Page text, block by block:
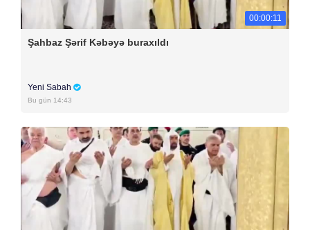
00:00:11
Şahbaz Şərif Kəbəyə buraxıldı
Yeni Sabah
Bu gün 14:43